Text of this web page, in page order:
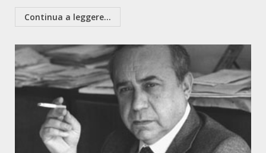
Continua a leggere...